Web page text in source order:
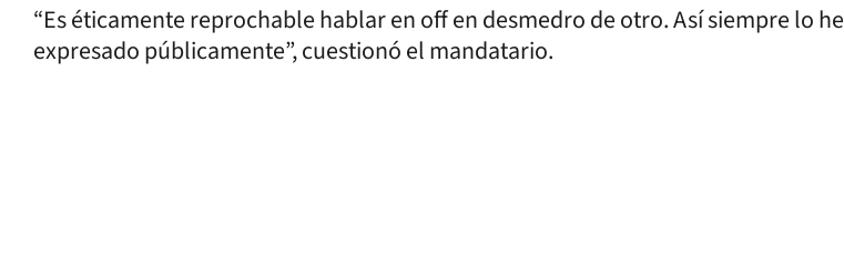
“Es éticamente reprochable hablar en off en desmedro de otro. Así siempre lo he
expresado públicamente”, cuestionó el mandatario.